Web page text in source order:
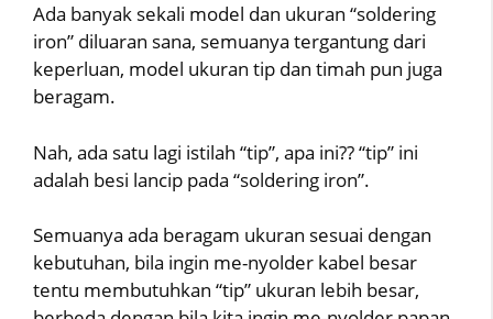
Ada banyak sekali model dan ukuran “soldering
iron” diluaran sana, semuanya tergantung dari
keperluan, model ukuran tip dan timah pun juga
beragam.
Nah, ada satu lagi istilah “tip”, apa ini?? “tip” ini
adalah besi lancip pada “soldering iron”.
Semuanya ada beragam ukuran sesuai dengan
kebutuhan, bila ingin me-nyolder kabel besar
tentu membutuhkan “tip” ukuran lebih besar,